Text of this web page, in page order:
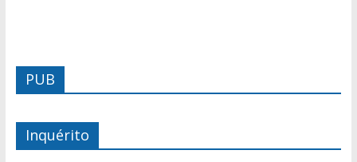
PUB
Inquérito